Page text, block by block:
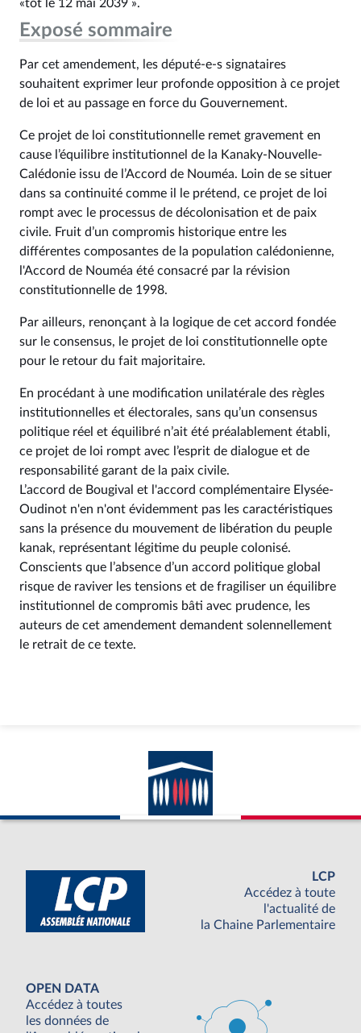
«tôt le 12 mai 2039 ».
Exposé sommaire
Par cet amendement, les député-e-s signataires
souhaitent exprimer leur profonde opposition à ce projet
de loi et au passage en force du Gouvernement.
Ce projet de loi constitutionnelle remet gravement en
cause l’équilibre institutionnel de la Kanaky-Nouvelle-
Calédonie issu de l’Accord de Nouméa. Loin de se situer
dans sa continuité comme il le prétend, ce projet de loi
rompt avec le processus de décolonisation et de paix
civile. Fruit d’un compromis historique entre les
différentes composantes de la population calédonienne,
l'Accord de Nouméa été consacré par la révision
constitutionnelle de 1998.
Par ailleurs, renonçant à la logique de cet accord fondée
sur le consensus, le projet de loi constitutionnelle opte
pour le retour du fait majoritaire.
En procédant à une modification unilatérale des règles
institutionnelles et électorales, sans qu’un consensus
politique réel et équilibré n’ait été préalablement établi,
ce projet de loi rompt avec l’esprit de dialogue et de
responsabilité garant de la paix civile.
L’accord de Bougival et l'accord complémentaire Elysée-
Oudinot n'en n'ont évidemment pas les caractéristiques
sans la présence du mouvement de libération du peuple
kanak, représentant légitime du peuple colonisé.
Conscients que l’absence d’un accord politique global
risque de raviver les tensions et de fragiliser un équilibre
institutionnel de compromis bâti avec prudence, les
auteurs de cet amendement demandent solennellement
le retrait de ce texte.
LCP
Accédez à toute
l'actualité de
la Chaine Parlementaire
OPEN DATA
Accédez à toutes
les données de